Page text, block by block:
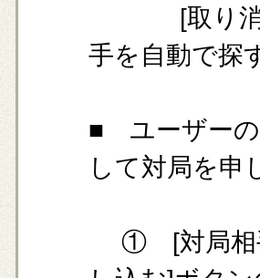
[取り消す]
手を自動で探
■ ユーザーの
して対局を申
① [対局相手